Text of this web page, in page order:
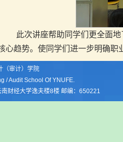
此次讲座帮助同学们更全面
心趋势。使同学们进一步明确职
（审计）学院
/ Audit School Of YNUFE.
财经大学逸夫楼8楼 邮编：650221